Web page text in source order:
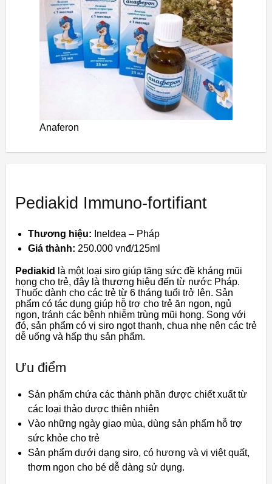
Anaferon
Pediakid Immuno-fortifiant
Thương hiệu: Ineldea – Pháp
Giá thành: 250.000 vnđ/125ml
Pediakid
là một loại siro giúp tăng sức đề kháng mũi
họng cho trẻ, đây là thương hiệu đến từ nước Pháp.
Thuốc dành cho các trẻ từ 6 tháng tuổi trở lên. Sản
phẩm có tác dụng giúp hỗ trợ cho trẻ ăn ngon, ngủ
ngon, tránh các bệnh nhiễm trùng mũi họng. Song với
đó, sản phẩm có vị siro ngọt thanh, chua nhẹ nên các trẻ
dễ uống và hấp thụ sản phẩm.
Ưu điểm
Sản phẩm chứa các thành phần được chiết xuất từ
các loại thảo dược thiên nhiên
Vào những ngày giao mùa, dùng sản phẩm hỗ trợ
sức khỏe cho trẻ
Sản phẩm dưới dạng siro, có hương và vị việt quất,
thơm ngon cho bé dễ dàng sử dụng.